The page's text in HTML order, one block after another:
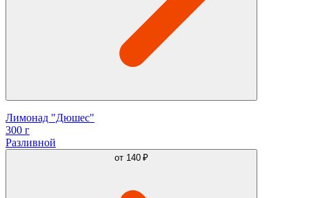
Лимонад "Дюшес"
300 г
Разливной
от 140 ₽